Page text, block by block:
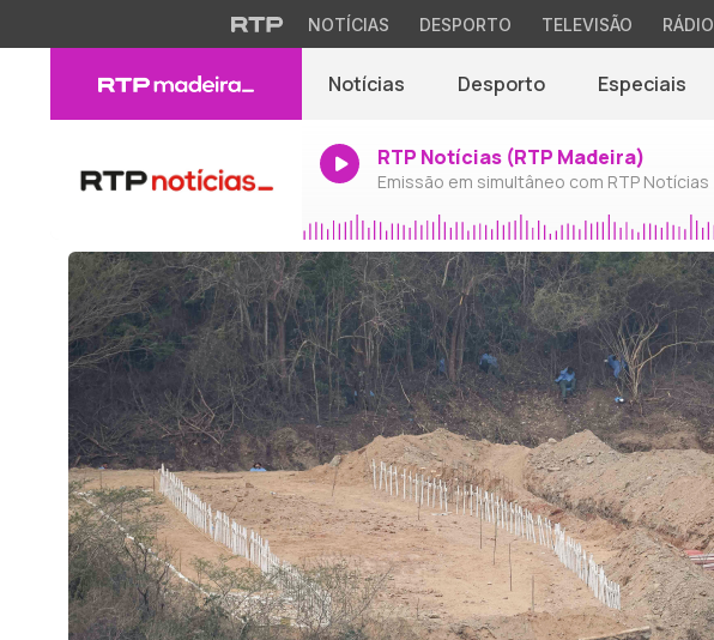
NOTÍCIAS DESPORTO TELEVISÃO RÁDIO
Notícias Desporto Especiais
RTP Notícias (RTP Madeira)
Emissão em simultâneo com RTP Notícias